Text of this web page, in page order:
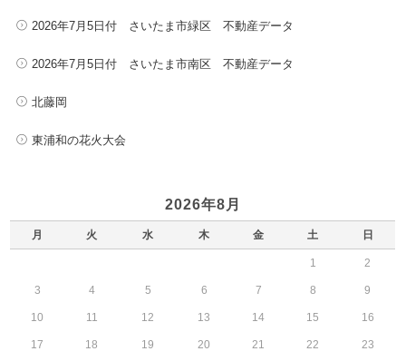
2026年7月5日付 さいたま市緑区 不動産データ
2026年7月5日付 さいたま市南区 不動産データ
北藤岡
東浦和の花火大会
2026年8月
月 火 水 木 金 土 日
1 2
3 4 5 6 7 8 9
10 11 12 13 14 15 16
17 18 19 20 21 22 23